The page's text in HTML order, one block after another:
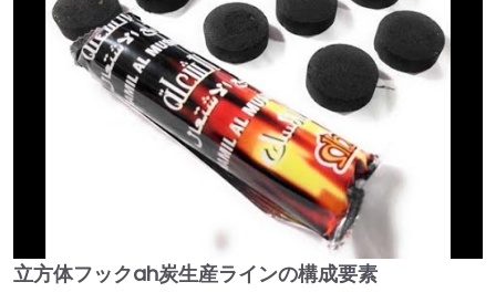
►
立方体フックah炭生産ラインの構成要素